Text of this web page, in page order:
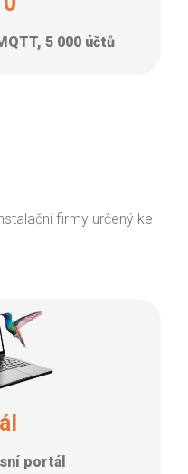
5 000 účtů
firmy určený ke
portál